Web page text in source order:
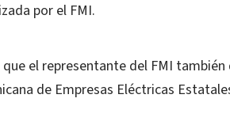
por el FMI.
el representante del FMI
de Empresas Eléctricas